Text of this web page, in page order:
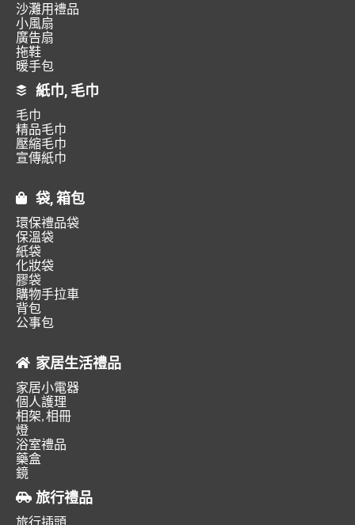
沙灘用禮品
小風扇
廣告扇
拖鞋
暖手包
紙巾, 毛巾
毛巾
精品毛巾
壓縮毛巾
宣傳紙巾
袋, 箱包
環保禮品袋
保溫袋
紙袋
化妝袋
膠袋
購物手拉車
背包
公事包
家居生活禮品
家居小電器
個人護理
相架, 相冊
燈
浴室禮品
藥盒
鏡
旅行禮品
旅行插頭